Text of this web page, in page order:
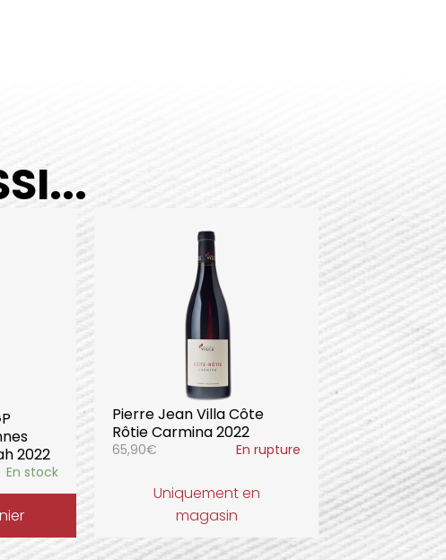
2022
En stock
Pierre Jean Villa Côte
Rôtie Carmina 2022
65,90€ En rupture
Uniquement en
magasin